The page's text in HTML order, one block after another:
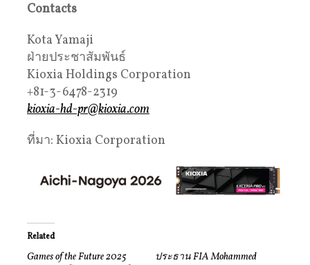
Contacts
Kota Yamaji
ฝ่ายประชาสัมพันธ์
Kioxia Holdings Corporation
+81-3-6478-2319
kioxia-hd-pr@kioxia.com
ที่มา: Kioxia Corporation
Related
Games of the Future 2025
ประธาน FIA Mohammed